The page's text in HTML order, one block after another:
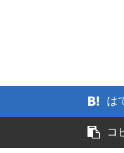
は
コ